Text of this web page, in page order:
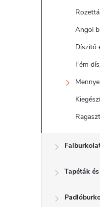
Angol
Díszítő
Fém
Tapéták